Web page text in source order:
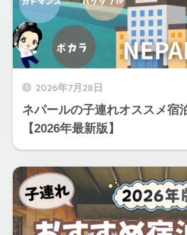
2026年7月28日
ネパールの子連れオススメ宿
【2026年最新版】